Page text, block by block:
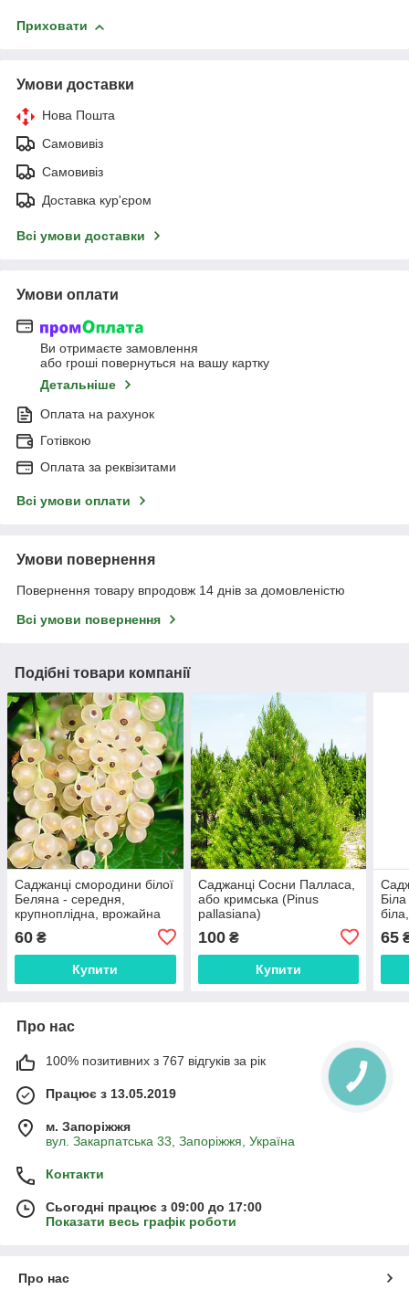
Приховати
Умови доставки
Нова Пошта
Самовивіз
Самовивіз
Доставка кур'єром
Всі умови доставки
Умови оплати
Ви отримаєте замовлення
або гроші повернуться на вашу картку
Детальніше
Оплата на рахунок
Готівкою
Оплата за реквізитами
Всі умови оплати
Умови повернення
Повернення товару впродовж 14 днів за домовленістю
Всі умови повернення
Подібні товари компанії
Саджанці смородини білої
Беляна - середня,
крупноплідна, врожайна
60 ₴
Купити
Саджанці Сосни Палласа,
або кримська (Pinus
pallasiana)
100₴
Купити
65
Про нас
100% позитивних з 767 відгуків за рік
Працює з 13.05.2019
м. Запоріжжя
вул. Закарпатська 33, Запоріжжя, Україна
Контакти
Сьогодні працює з 09:00 до 17:00
Показати весь графік роботи
Про нас